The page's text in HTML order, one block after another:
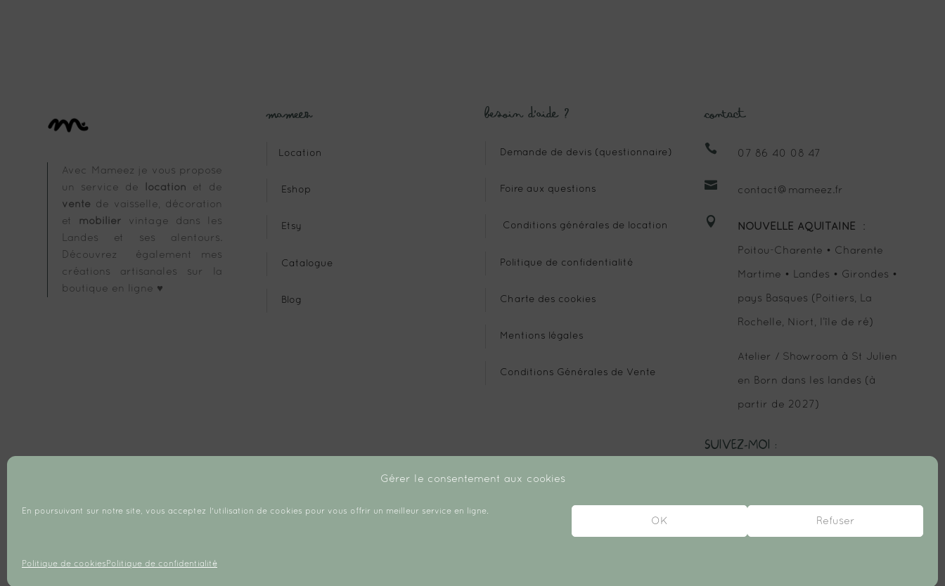
Gérer le consentement aux cookies
En poursuivant sur notre site, vous acceptez l'utilisation de cookies pour vous offrir un meilleur service en ligne.
OK Refuser
Politique de cookies Politique de confidentialité
Avec Mameez je vous propose
un service de
location et de
vente de vaisselle, décoration
et mobilier vintage dans les
Landes et ses alentours.
Découvrez également mes
créations artisanales sur la
boutique en ligne ♥
Mameez
Location
Eshop
Etsy
Catalogue
Blog
Besoin d’aide ?
Demande de devis (questionnaire)
Foire aux questions
Conditions générales de location
Politique de confidentialité
Charte des cookies
Mentions légales
Conditions Générales de Vente
Contact
 07 86 40 08 47
 contact@mameez.fr
 NOUVELLE AQUITAINE :
Poitou-Charente • Charente
Martime • Landes • Girondes •
pays Basques (Poitiers, La
Rochelle, Niort, l’île de ré)
Atelier / Showroom à St Julien
en Born dans les landes (à
partir de 2027)
SUIVEZ-MOI :